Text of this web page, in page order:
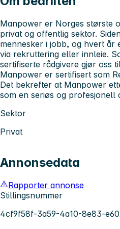
Manpower er Norges største
privat og offentlig sektor.
mennesker i jobb, og hvert år
via rekruttering eller innleie.
sertifiserte rådgivere gjør oss
Manpower er sertifisert som
Det bekrefter at Manpower
som en seriøs og profesjonell
Sektor
Privat
Annonsedata
Rapporter annonse
Stillingsnummer
4cf9f58f-3a59-4a10-8e83-